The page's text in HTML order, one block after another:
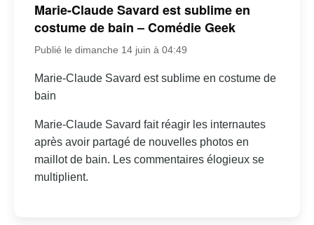
Marie-Claude Savard est sublime en
costume de bain – Comédie Geek
Publié le dimanche 14 juin à 04:49
Marie-Claude Savard est sublime en costume de
bain
Marie-Claude Savard fait réagir les internautes
après avoir partagé de nouvelles photos en
maillot de bain. Les commentaires élogieux se
multiplient.